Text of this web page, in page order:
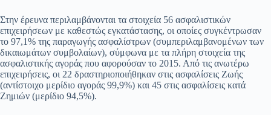
Στην έρευνα περιλαμβάνονται τα στοιχεία 56 ασφαλιστικών
επιχειρήσεων με καθεστώς εγκατάστασης, οι οποίες συγκέντρωσαν
το 97,1% της παραγωγής ασφαλίστρων (συμπεριλαμβανομένων των
δικαιωμάτων συμβολαίων), σύμφωνα με τα πλήρη στοιχεία της
ασφαλιστικής αγοράς που αφορούσαν το 2015. Από τις ανωτέρω
επιχειρήσεις, οι 22 δραστηριοποιήθηκαν στις ασφαλίσεις Ζωής
(αντίστοιχο μερίδιο αγοράς 99,9%) και 45 στις ασφαλίσεις κατά
Ζημιών (μερίδιο 94,5%).